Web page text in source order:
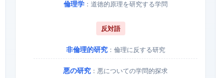
倫理学：道徳的原理を研究する学問
反対語
非倫理的研究：倫理に反する研究
悪の研究 ：悪についての学問的探求